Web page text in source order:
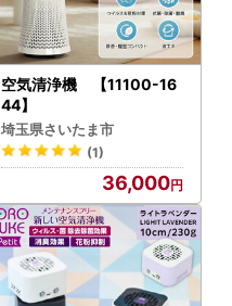
空気清浄機 【11100-16
44】
埼玉県さいたま市
(1)
36,000